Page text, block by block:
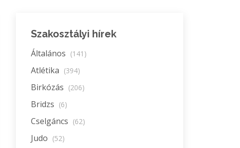
Szakosztályi hírek
Általános (141)
Atlétika (394)
Birkózás (206)
Bridzs (6)
Cselgáncs (62)
Judo (52)